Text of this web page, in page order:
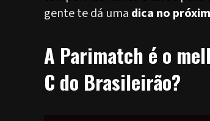
gente te dá uma dica no
A Parimatch é o
C do Brasileirão?